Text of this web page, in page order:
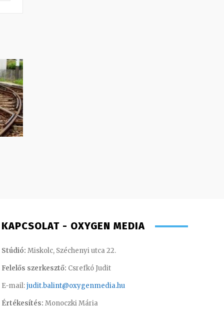
KAPCSOLAT - OXYGEN MEDIA
Stúdió: Miskolc, Széchenyi utca 22.
Felelős szerkesztő: Csrefkó Judit
E-mail:judit.balint@oxygenmedia.hu
Értékesítés: Monoczki Mária